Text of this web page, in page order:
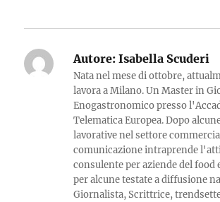
Autore: Isabella Scuderi
Nata nel mese di ottobre,
lavora a Milano. Un Master in
Enogastronomico presso
Telematica Europea. Dopo
lavorative nel settore
comunicazione intraprende
consulente per aziende del food
per alcune testate a diffusione
Giornalista, Scrittrice,